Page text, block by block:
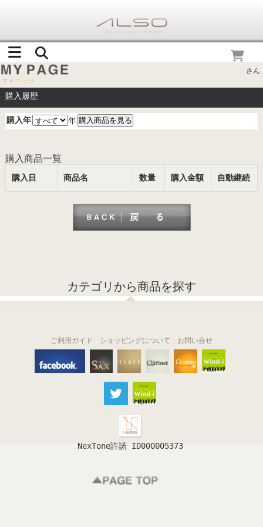
さん
購入履歴
購入年 年
購入商品一覧
購入日 商品名 数量 購入金額 自動継続
カテゴリから商品を探す
THE SAX The Clarinet
Ocarina
ご利用ガイド ショッピングについて お問い合せ
NexTone許諾 ID000005373